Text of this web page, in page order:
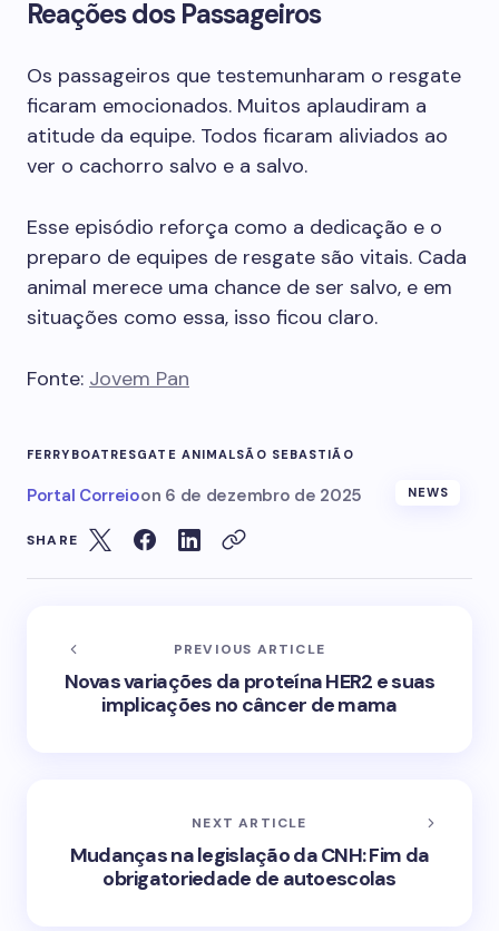
Reações dos Passageiros
Os passageiros que testemunharam o resgate
ficaram emocionados. Muitos aplaudiram a
atitude da equipe. Todos ficaram aliviados ao
ver o cachorro salvo e a salvo.
Esse episódio reforça como a dedicação e o
preparo de equipes de resgate são vitais. Cada
animal merece uma chance de ser salvo, e em
situações como essa, isso ficou claro.
Fonte: Jovem Pan
FERRYBOAT RESGATE ANIMALSÃO SEBASTIÃO
Portal Correioon 6 de dezembro de 2025 NEWS
SHARE
PREVIOUS ARTICLE
Novas variações da proteína HER2 e suas
implicações no câncer de mama
NEXT ARTICLE
Mudanças na legislação da CNH: Fim da
obrigatoriedade de autoescolas